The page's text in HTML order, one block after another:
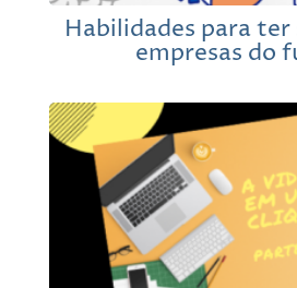
Habilidades para ter
empresas do